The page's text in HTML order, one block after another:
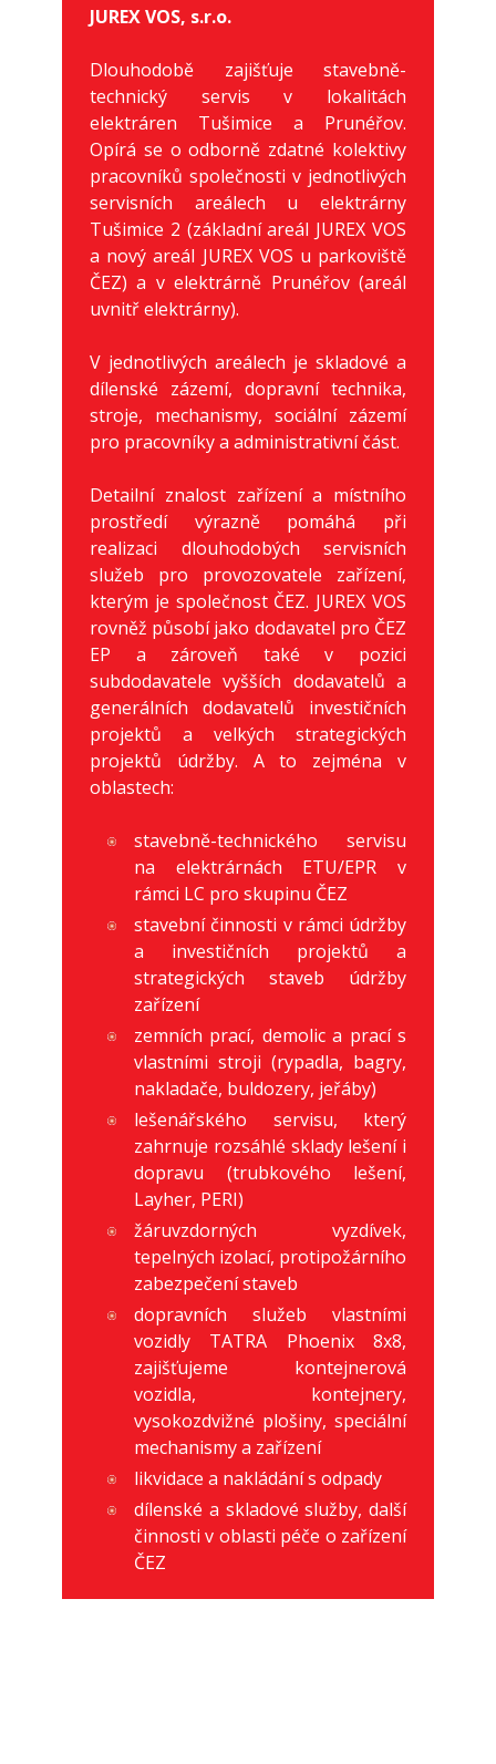
JUREX VOS, s.r.o.
Dlouhodobě zajišťuje stavebně-
technický servis v lokalitách
elektráren Tušimice a Prunéřov.
Opírá se o odborně zdatné kolektivy
pracovníků společnosti v jednotlivých
servisních areálech u elektrárny
Tušimice 2 (základní areál JUREX VOS
a nový areál JUREX VOS u parkoviště
ČEZ) a v elektrárně Prunéřov (areál
uvnitř elektrárny).
V jednotlivých areálech je skladové a
dílenské zázemí, dopravní technika,
stroje, mechanismy, sociální zázemí
pro pracovníky a administrativní část.
Detailní znalost zařízení a místního
prostředí výrazně pomáhá při
realizaci dlouhodobých servisních
služeb pro provozovatele zařízení,
kterým je společnost ČEZ. JUREX VOS
rovněž působí jako dodavatel pro ČEZ
EP a zároveň také v pozici
subdodavatele vyšších dodavatelů a
generálních dodavatelů investičních
projektů a velkých strategických
projektů údržby. A to zejména v
oblastech:
stavebně-technického servisu
na elektrárnách ETU/EPR v
rámci LC pro skupinu ČEZ
stavební činnosti v rámci údržby
a investičních projektů a
strategických staveb údržby
zařízení
zemních prací, demolic a prací s
vlastními stroji (rypadla, bagry,
nakladače, buldozery, jeřáby)
lešenářského servisu, který
zahrnuje rozsáhlé sklady lešení i
dopravu (trubkového lešení,
Layher, PERI)
žáruvzdorných vyzdívek,
tepelných izolací, protipožárního
zabezpečení staveb
dopravních služeb vlastními
vozidly TATRA Phoenix 8x8,
zajišťujeme kontejnerová
vozidla, kontejnery,
vysokozdvižné plošiny, speciální
mechanismy a zařízení
likvidace a nakládání s odpady
dílenské a skladové služby, další
činnosti v oblasti péče o zařízení
ČEZ